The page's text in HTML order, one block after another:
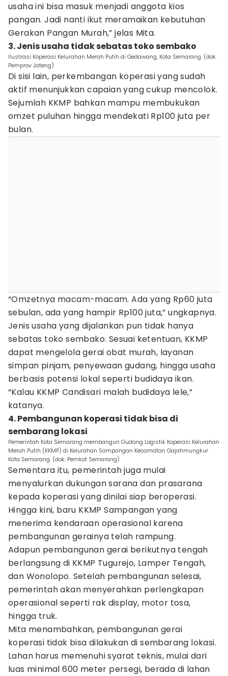
usaha ini bisa masuk menjadi anggota kios
pangan. Jadi nanti ikut meramaikan kebutuhan
Gerakan Pangan Murah,” jelas Mita.
3. Jenis usaha tidak sebatas toko sembako
Ilustrasi Koperasi Kelurahan Merah Putih di Gedawang, Kota Semarang. (dok.
Pemprov Jateng)
Di sisi lain, perkembangan koperasi yang sudah
aktif menunjukkan capaian yang cukup mencolok.
Sejumlah KKMP bahkan mampu membukukan
omzet puluhan hingga mendekati Rp100 juta per
bulan.
“Omzetnya macam-macam. Ada yang Rp60 juta
sebulan, ada yang hampir Rp100 juta,” ungkapnya.
Jenis usaha yang dijalankan pun tidak hanya
sebatas toko sembako. Sesuai ketentuan, KKMP
dapat mengelola gerai obat murah, layanan
simpan pinjam, penyewaan gudang, hingga usaha
berbasis potensi lokal seperti budidaya ikan.
“Kalau KKMP Candisari malah budidaya lele,”
katanya.
4. Pembangunan koperasi tidak bisa di
sembarang lokasi
Pemerintah Kota Semarang membangun Gudang Logistik Koperasi Kelurahan
Merah Putih (KKMP) di Kelurahan Sampangan Kecamatan Gajahmungkur
Kota Semarang. (dok. Pemkot Semarang)
Sementara itu, pemerintah juga mulai
menyalurkan dukungan sarana dan prasarana
kepada koperasi yang dinilai siap beroperasi.
Hingga kini, baru KKMP Sampangan yang
menerima kendaraan operasional karena
pembangunan gerainya telah rampung.
Adapun pembangunan gerai berikutnya tengah
berlangsung di KKMP Tugurejo, Lamper Tengah,
dan Wonolopo. Setelah pembangunan selesai,
pemerintah akan menyerahkan perlengkapan
operasional seperti rak display, motor tosa,
hingga truk.
Mita menambahkan, pembangunan gerai
koperasi tidak bisa dilakukan di sembarang lokasi.
Lahan harus memenuhi syarat teknis, mulai dari
luas minimal 600 meter persegi, berada di lahan